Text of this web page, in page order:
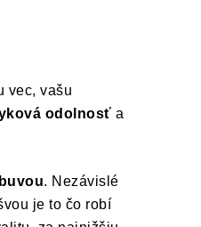
vec, vašu
odolnosť a
. Nezávislé
je to čo robí